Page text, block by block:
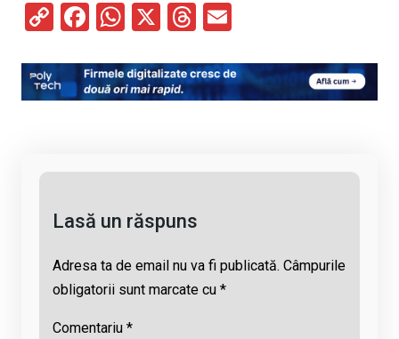
C
py
Li
F
ce
b
W
at
s
X
T
e
a
ail
Lasă un răspuns
Adresa ta de email nu va fi publicată. Câmpurile
obligatorii sunt marcate cu *
Comentariu *